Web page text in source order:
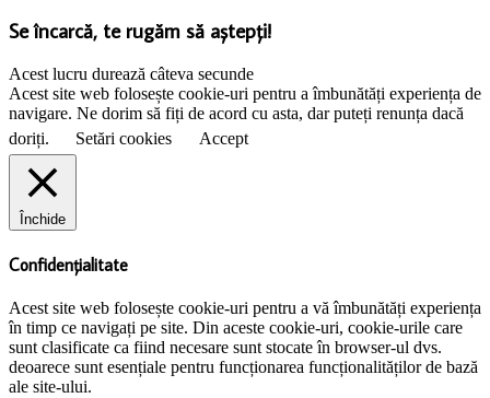
Se încarcă, te rugăm să aștepți!
Acest lucru durează câteva secunde
Acest site web folosește cookie-uri pentru a îmbunătăți experiența de
navigare. Ne dorim să fiți de acord cu asta, dar puteți renunța dacă
doriți.
Setări cookies Accept
Închide
Confidențialitate
Acest site web folosește cookie-uri pentru a vă îmbunătăți experiența
în timp ce navigați pe site. Din aceste cookie-uri, cookie-urile care
sunt clasificate ca fiind necesare sunt stocate în browser-ul dvs.
deoarece sunt esențiale pentru funcționarea funcționalităților de bază
ale site-ului.